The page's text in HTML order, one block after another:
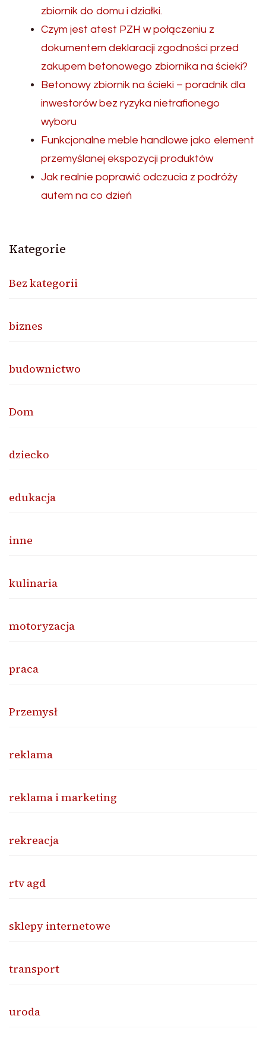
zbiornik do domu i działki.
Czym jest atest PZH w połączeniu z
dokumentem deklaracji zgodności przed
zakupem betonowego zbiornika na ścieki?
Betonowy zbiornik na ścieki – poradnik dla
inwestorów bez ryzyka nietrafionego
wyboru
Funkcjonalne meble handlowe jako element
przemyślanej ekspozycji produktów
Jak realnie poprawić odczucia z podróży
autem na co dzień
Kategorie
Bez kategorii
biznes
budownictwo
Dom
dziecko
edukacja
inne
kulinaria
motoryzacja
praca
Przemysł
reklama
reklama i marketing
rekreacja
rtv agd
sklepy internetowe
transport
uroda